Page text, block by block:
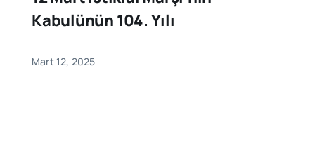
Kabulünün 104. Yılı
Mart 12, 2025